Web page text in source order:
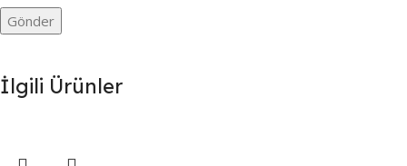
İlgili Ürünler